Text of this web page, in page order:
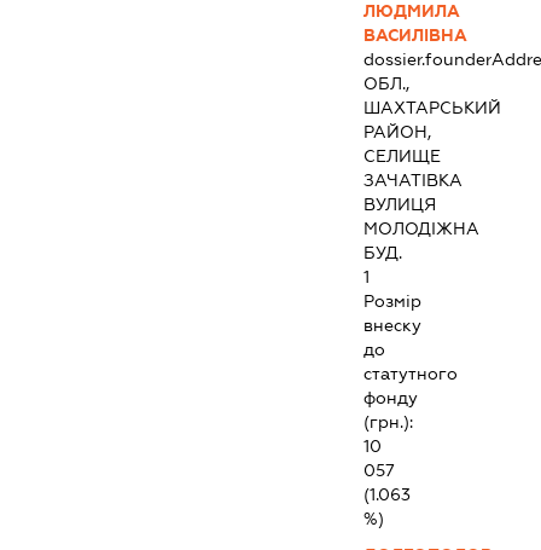
ЛЮДМИЛА
ВАСИЛІВНА
ОБЛ.,
ШАХТАРСЬКИЙ
РАЙОН,
СЕЛИЩЕ
ЗАЧАТІВКА
ВУЛИЦЯ
МОЛОДІЖНА
БУД.
1
Розмір
внеску
до
статутного
фонду
(грн.):
10
057
(1.063
%)